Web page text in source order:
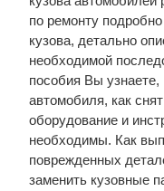
по ремонту
кузова, детально
необходимой
пособия Вы узнаете,
автомобиля, как
оборудование и
необходимы. Как
поврежденных
заменить кузовные